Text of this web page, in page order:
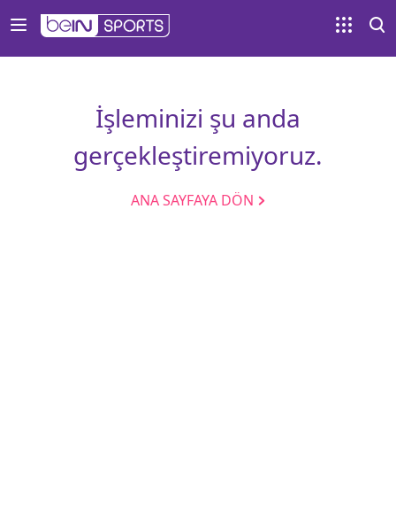
İşleminizi şu anda
gerçekleştiremiyoruz.
ANA SAYFAYA DÖN